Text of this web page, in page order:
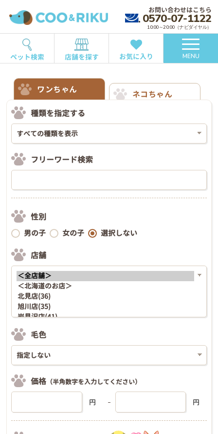
お問い合わせはこちら
0570-07-1122
10:00～20:00（ナビダイヤル）
ペット検索 店舗を探す お気に入り MENU
ワンちゃん
ネコちゃん
種類を指定する
フリーワード検索
性別
男の子 女の子 選択しない
店舗
毛色
価格 （半角数字を入力してください）
円 円